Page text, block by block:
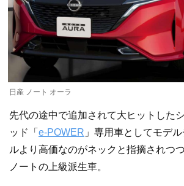
日産 ノート オーラ
先代の途中で追加されて大ヒットした
ッド「 e-POWER 」専用車としてモデ
ルより高価なのがネックと指摘されつ
ノートの上級派生車。